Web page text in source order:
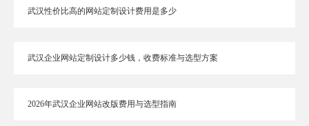
武汉性价比高的网站定制设计费用是多少
武汉企业网站定制设计多少钱，收费标准与选型方案
2026年武汉企业网站改版费用与选型指南